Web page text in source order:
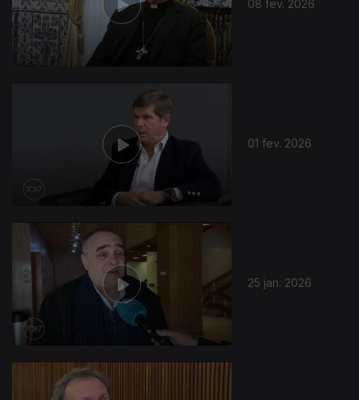
08 fev. 2026
01 fev. 2026
25 jan. 2026